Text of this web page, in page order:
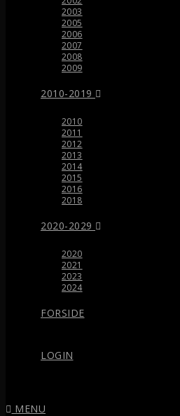
2003
2005
2006
2007
2008
2009
2010-2019
2010
2011
2012
2013
2014
2015
2016
2018
2020-2029
2020
2021
2023
2024
FORSIDE
LOGIN
MENU